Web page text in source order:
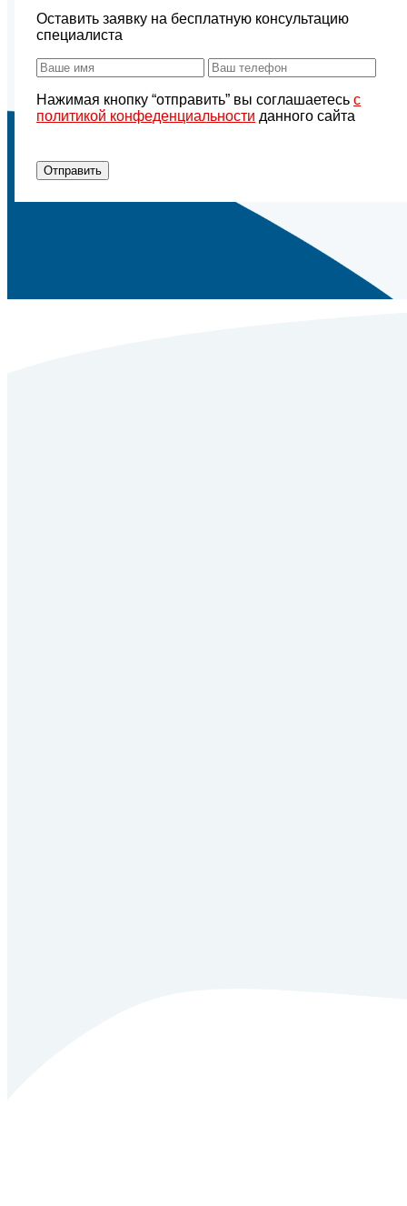
Оставить заявку на бесплатную консультацию
специалиста
Нажимая кнопку “отправить” вы соглашаетесь с
политикой конфеденциальности данного сайта
Отправить